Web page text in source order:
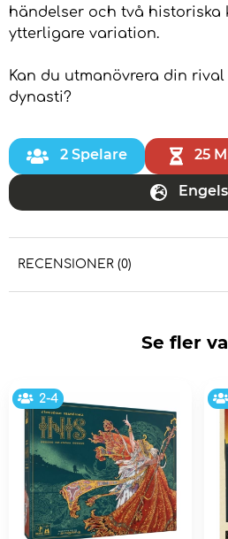
händelser och två historiska
ytterligare variation.
Kan du utmanövrera din
dynasti?
2 Spelare 25
RECENSIONER (0)
Se fler
2-4